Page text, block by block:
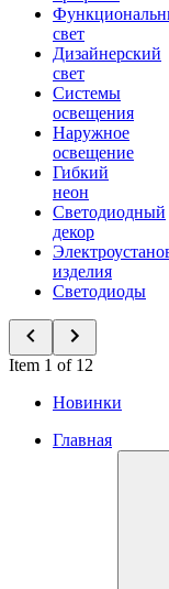
свет
Дизайнерский
свет
Системы
освещения
Наружное
освещение
Гибкий
неон
Светодиодный
декор
изделия
Светодиоды
Item 1 of 12
Новинки
Главная